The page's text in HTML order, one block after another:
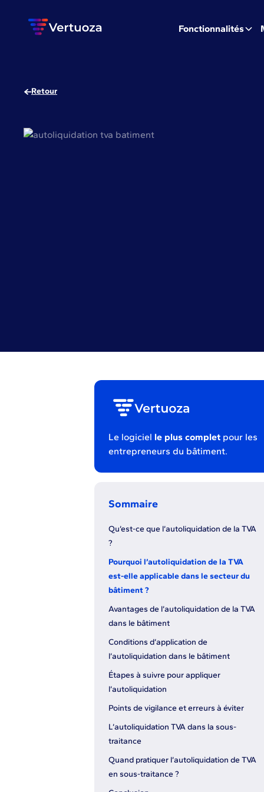
Fonctionnalités
Retour
Le logiciel le plus complet pour les
entrepreneurs du bâtiment.
Sommaire
Qu’est-ce que l’autoliquidation de la TVA
?
Pourquoi l’autoliquidation de la TVA
est-elle applicable dans le secteur du
bâtiment ?
Avantages de l’autoliquidation de la TVA
dans le bâtiment
Conditions d’application de
l’autoliquidation dans le bâtiment
Étapes à suivre pour appliquer
l’autoliquidation
Points de vigilance et erreurs à éviter
L’autoliquidation TVA dans la sous-
traitance
Quand pratiquer l’autoliquidation de TVA
en sous-traitance ?